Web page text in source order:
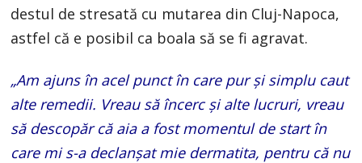
destul de stresată cu mutarea din Cluj-Napoca,
astfel că e posibil ca boala să se fi agravat.
„Am ajuns în acel punct în care pur și simplu caut
alte remedii. Vreau să încerc și alte lucruri, vreau
să descopăr că aia a fost momentul de start în
care mi s-a declanșat mie dermatita, pentru că nu